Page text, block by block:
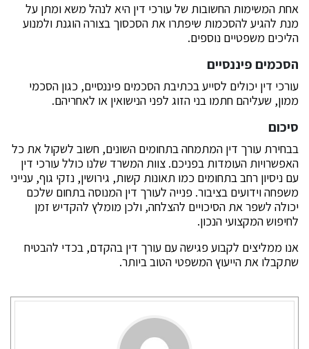
אחת המשימות החשובות של עורכי דין היא לנהל משא ומתן על
מנת להגיע להסכמות שיפתרו את הסכסוך בצורה הוגנת ולמנוע
הליכים משפטיים נוספים.
הסכמים פיננסיים
עורכי דין יכולים לסייע בכתיבת הסכמים פיננסיים, כגון הסכמי
ממון, שעליהם חתמו בני הזוג לפני הנישואין או לאחריהם.
סיכום
בבחירת עורך דין המתמחה בתחומים השונים, חשוב לשקול את כל
האפשרויות העומדות בפניכם. צוות המשרד שלנו כולל עורכי דין
עם ניסיון רחב בתחומים כמו תאונות קשות, גירושין, נזקי גוף, ענייני
משפחה וידועים בציבור. פנייה לעורך דין המנוסה בתחום שלכם
יכולה לשפר את הסיכויים להצלחה, ולכן מומלץ להקדיש זמן
לחיפוש המקצועי הנכון.
אנו ממליצים לקבוע פגישה עם עורך דין בהקדם, בכדי להבטיח
שתקבלו את הייעוץ המשפטי הטוב ביותר.